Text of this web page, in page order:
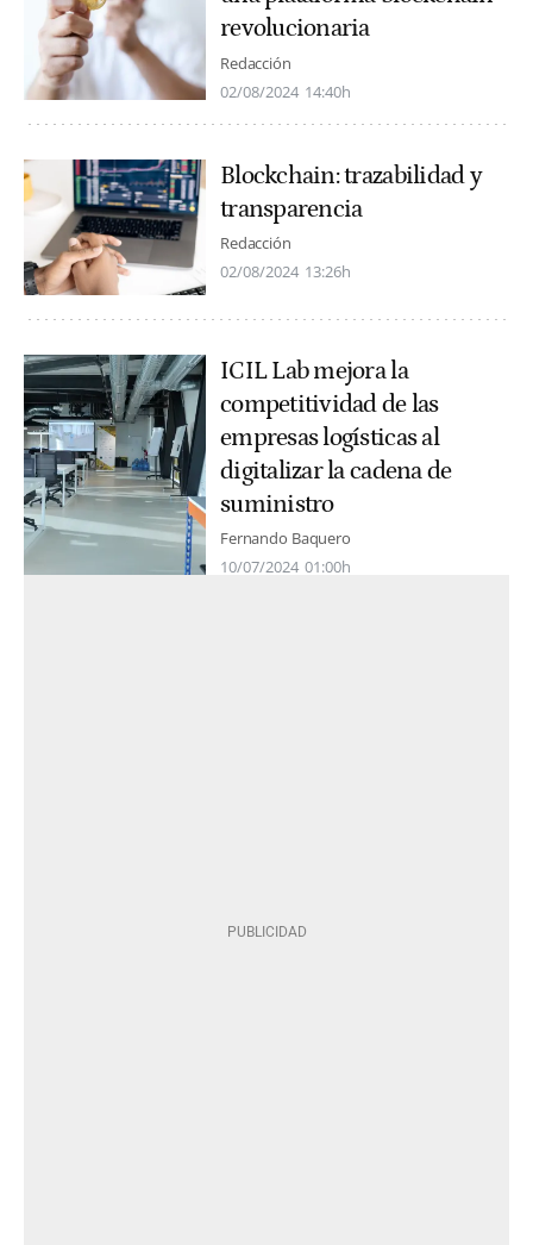
revolucionaria
Redacción
02/08/2024 14:40h
Blockchain: trazabilidad y
transparencia
Redacción
02/08/2024 13:26h
ICIL Lab mejora la
competitividad de las
empresas logísticas al
digitalizar la cadena de
suministro
Fernando Baquero
10/07/2024 01:00h